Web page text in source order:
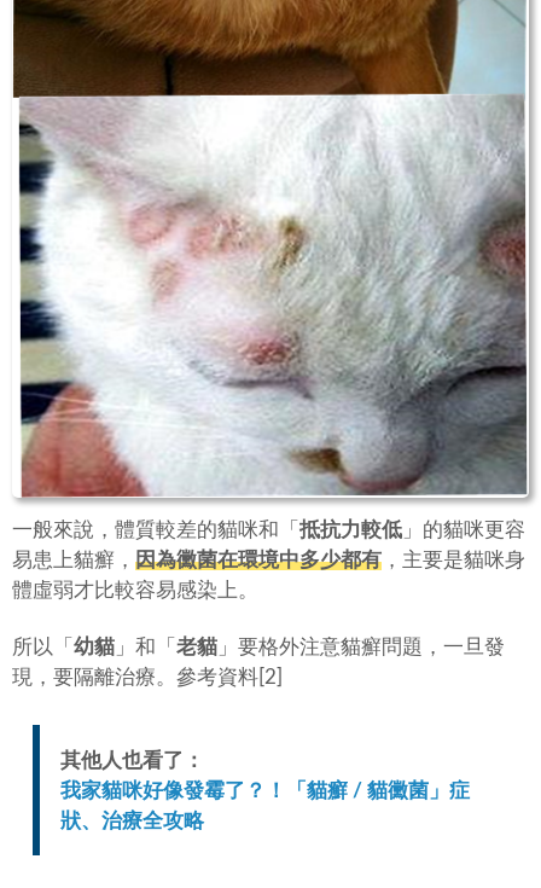
一般來說，體質較差的貓咪和「 抵抗力較低 」的貓咪更容
易患上貓癬， 因為黴菌在環境中多少都有 ，主要是貓咪身
體虛弱才比較容易感染上。
所以「 幼貓 」和「 老貓 」要格外注意貓癬問題，一旦發
現，要隔離治療。參考資料[2]
其他人也看了：
我家貓咪好像發霉了？！「貓癬 / 貓黴菌」症
狀、治療全攻略